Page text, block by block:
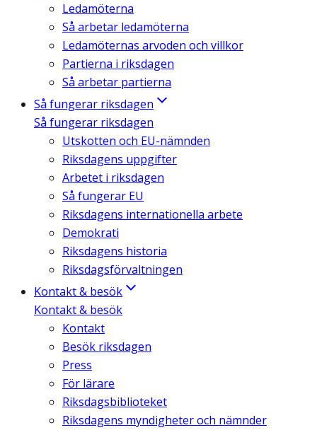
Ledamöterna
Så arbetar ledamöterna
Ledamöternas arvoden och villkor
Partierna i riksdagen
Så arbetar partierna
Så fungerar riksdagen
Så fungerar riksdagen
Utskotten och EU-nämnden
Riksdagens uppgifter
Arbetet i riksdagen
Så fungerar EU
Riksdagens internationella arbete
Demokrati
Riksdagens historia
Riksdagsförvaltningen
Kontakt & besök
Kontakt & besök
Kontakt
Besök riksdagen
Press
För lärare
Riksdagsbiblioteket
Riksdagens myndigheter och nämnder